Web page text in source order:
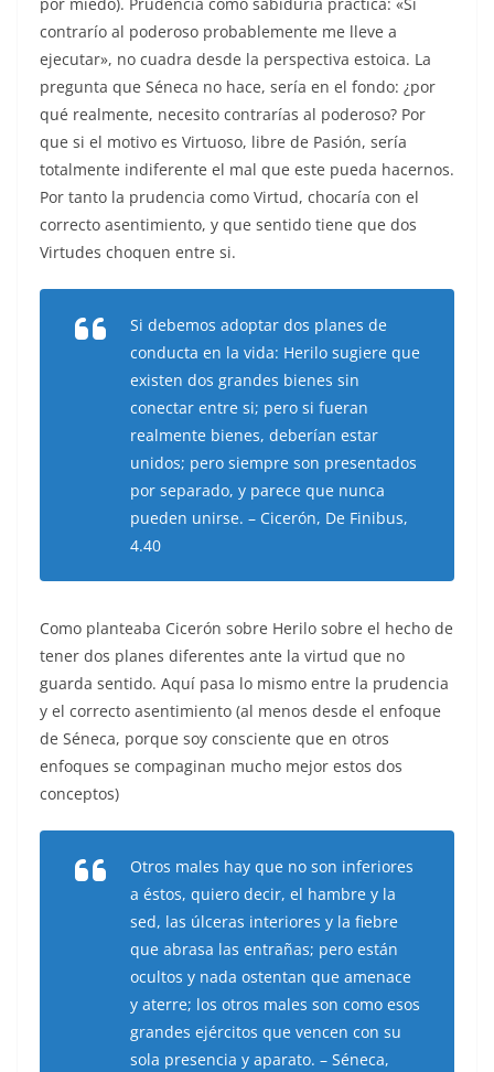
contrarío al poderoso probablemente me lleve a
ejecutar», no cuadra desde la perspectiva estoica. La
pregunta que Séneca no hace, sería en el fondo: ¿por
qué realmente, necesito contrarías al poderoso? Por
que si el motivo es Virtuoso, libre de Pasión, sería
totalmente indiferente el mal que este pueda hacernos.
Por tanto la prudencia como Virtud, chocaría con el
correcto asentimiento, y que sentido tiene que dos
Virtudes choquen entre si.
Si debemos adoptar dos planes de
conducta en la vida: Herilo sugiere que
existen dos grandes bienes sin
conectar entre si; pero si fueran
realmente bienes, deberían estar
unidos; pero siempre son presentados
por separado, y parece que nunca
pueden unirse. – Cicerón, De Finibus,
4.40
Como planteaba Cicerón sobre Herilo sobre el hecho de
tener dos planes diferentes ante la virtud que no
guarda sentido. Aquí pasa lo mismo entre la prudencia
y el correcto asentimiento (al menos desde el enfoque
de Séneca, porque soy consciente que en otros
enfoques se compaginan mucho mejor estos dos
conceptos)
Otros males hay que no son inferiores
a éstos, quiero decir, el hambre y la
sed, las úlceras interiores y la fiebre
que abrasa las entrañas; pero están
ocultos y nada ostentan que amenace
y aterre; los otros males son como esos
grandes ejércitos que vencen con su
sola presencia y aparato. – Séneca,